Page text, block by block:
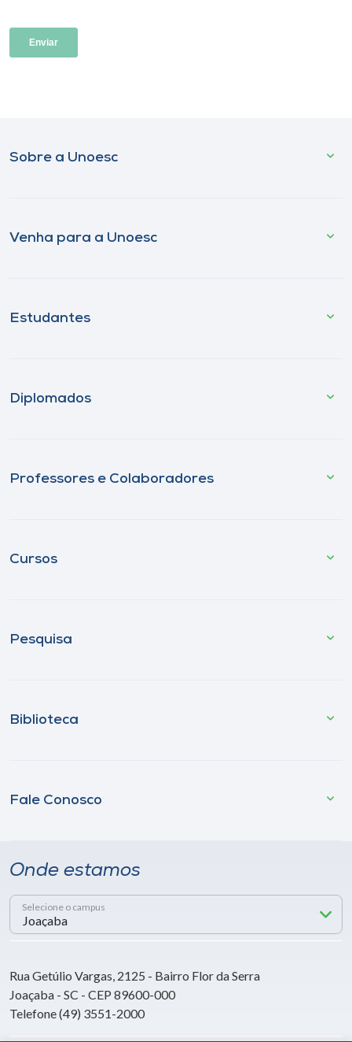
Sobre a Unoesc
Venha para a Unoesc
Estudantes
Diplomados
Professores e Colaboradores
Cursos
Pesquisa
Biblioteca
Fale Conosco
Onde estamos
Selecione o campus
Rua Getúlio Vargas, 2125 - Bairro Flor da Serra
Joaçaba - SC - CEP 89600-000
Telefone (49) 3551-2000